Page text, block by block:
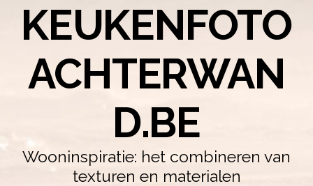
KEUKENFOTO
ACHTERWAN
D.BE
Wooninspiratie: het combineren van
texturen en materialen